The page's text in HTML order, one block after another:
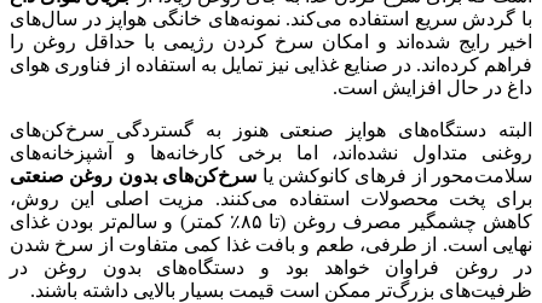
با گردش سریع استفاده می‌کند. نمونه‌های خانگی هواپز در سال‌های
اخیر رایج شده‌اند و امکان سرخ کردن رژیمی با حداقل روغن را
فراهم کرده‌اند. در صنایع غذایی نیز تمایل به استفاده از فناوری هوای
داغ در حال افزایش است.
البته دستگاه‌های هواپز صنعتی هنوز به گستردگی سرخ‌کن‌های
روغنی متداول نشده‌اند، اما برخی کارخانه‌ها و آشپزخانه‌های
سلامت‌محور از فرهای کانوکشن یا سرخ‌کن‌های بدون روغن صنعتی
برای پخت محصولات استفاده می‌کنند. مزیت اصلی این روش،
کاهش چشمگیر مصرف روغن (تا ۸۵٪ کمتر) و سالم‌تر بودن غذای
نهایی است. از طرفی، طعم و بافت غذا کمی متفاوت از سرخ شدن
در روغن فراوان خواهد بود و دستگاه‌های بدون روغن در
ظرفیت‌های بزرگ‌تر ممکن است قیمت بسیار بالایی داشته باشند.